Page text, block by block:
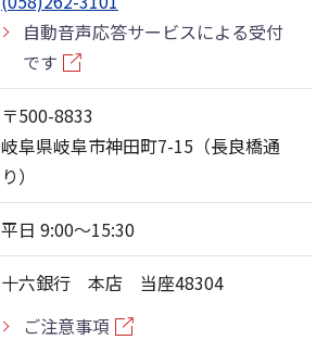
自動音声応答サービスによる受付
です
〒500-8833
岐阜県岐阜市神田町7-15（長良橋通
り）
平日 9:00〜15:30
十六銀行 本店 当座48304
ご注意事項